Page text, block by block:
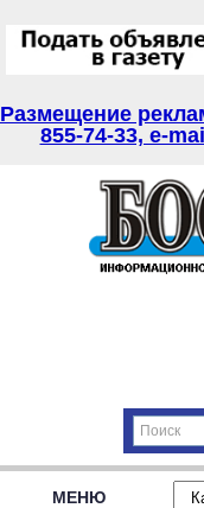
Размещение
855-74-33, e-
МЕНЮ